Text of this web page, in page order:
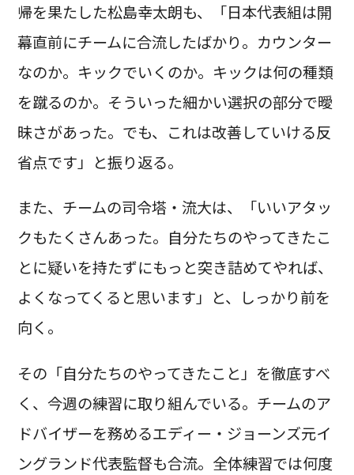
帰を果たした松島幸太朗も、「日本代表組は開
幕直前にチームに合流したばかり。カウンター
なのか。キックでいくのか。キックは何の種類
を蹴るのか。そういった細かい選択の部分で曖
昧さがあった。でも、これは改善していける反
省点です」と振り返る。
また、チームの司令塔・流大は、「いいアタッ
クもたくさんあった。自分たちのやってきたこ
とに疑いを持たずにもっと突き詰めてやれば、
よくなってくると思います」と、しっかり前を
向く。
その「自分たちのやってきたこと」を徹底すべ
く、今週の練習に取り組んでいる。チームのア
ドバイザーを務めるエディー・ジョーンズ元イ
ングランド代表監督も合流。全体練習では何度